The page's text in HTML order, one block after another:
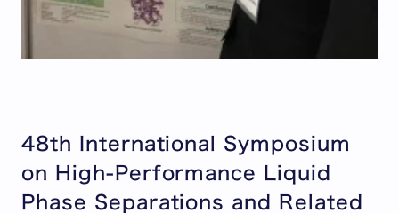
48th International Symposium
on High-Performance Liquid
Phase Separations and Related